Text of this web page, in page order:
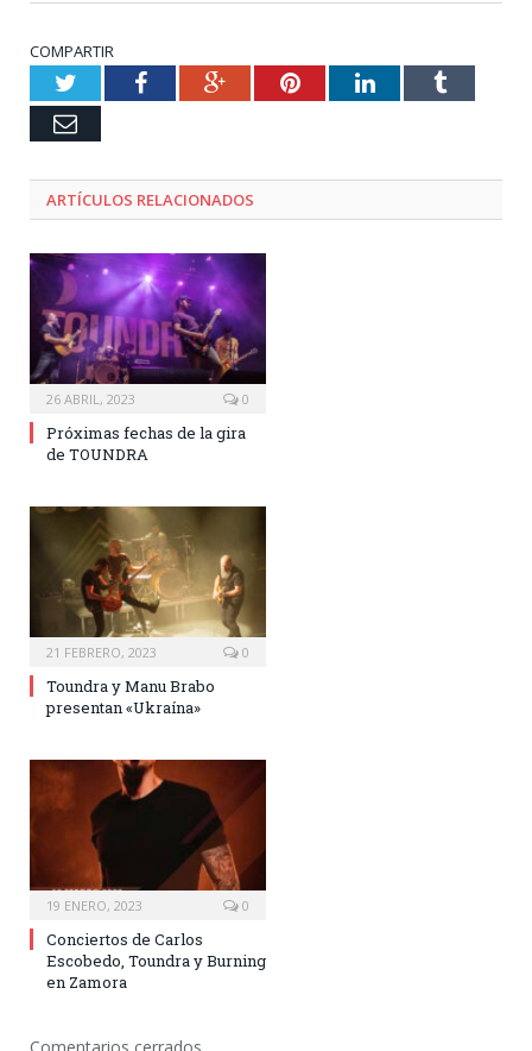
COMPARTIR
TwitterFacebookGoogle+PinterestLinkedInTumblr
Email
ARTÍCULOS RELACIONADOS
26 ABRIL, 2023 0
Próximas fechas de la gira
de TOUNDRA
21 FEBRERO, 2023 0
Toundra y Manu Brabo
presentan «Ukraína»
19 ENERO, 2023 0
Conciertos de Carlos
Escobedo, Toundra y Burning
en Zamora